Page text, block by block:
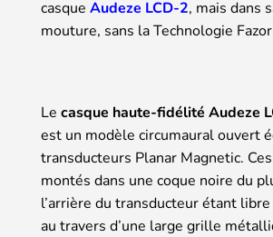
casque Audeze LCD-2, mais dans
mouture, sans la Technologie
Le casque haute-fidélité Audeze
est un modèle circumaural ouvert
transducteurs Planar Magnetic.
montés dans une coque noire du
l’arrière du transducteur étant
au travers d’une large grille